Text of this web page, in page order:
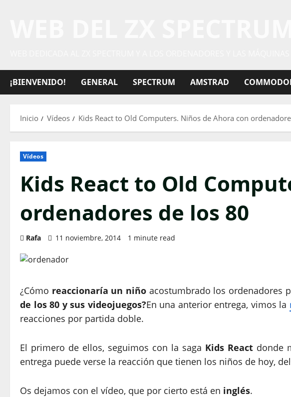
¡BIENVENIDO! GENERAL SPECTRUM AMSTRAD
Inicio Vídeos Kids React to Old Computers. Niños de Ahora con
Vídeos
Kids React to Old
ordenadores de los 80
Rafa 11 noviembre, 2014 1 minute read
¿Cómo reaccionaría un niño acostumbrado los ordenadores
de los 80 y sus videojuegos?En una anterior entrega, vimos la
reacciones por partida doble.
El primero de ellos, seguimos con la saga Kids React donde
entrega puede verse la reacción que tienen los niños de hoy,
Os dejamos con el vídeo, que por cierto está en inglés.